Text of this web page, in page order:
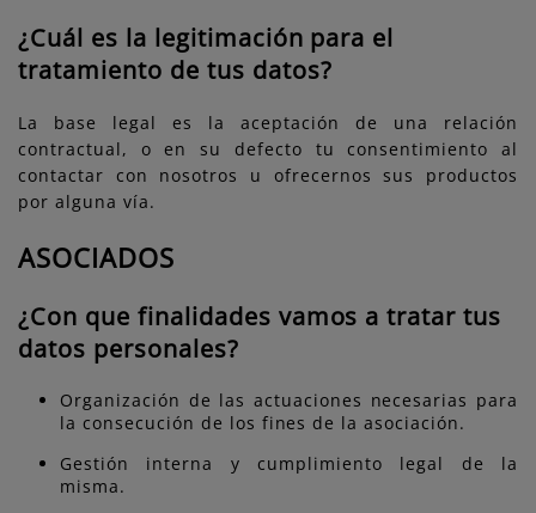
¿Cuál es la legitimación para el
tratamiento de tus datos?
La base legal es la aceptación de una relación
contractual, o en su defecto tu consentimiento al
contactar con nosotros u ofrecernos sus productos
por alguna vía.
ASOCIADOS
¿Con que finalidades vamos a tratar tus
datos personales?
Organización de las actuaciones necesarias para
la consecución de los fines de la asociación.
Gestión interna y cumplimiento legal de la
misma.